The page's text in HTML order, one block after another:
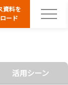
資料を
ード
活用シーン